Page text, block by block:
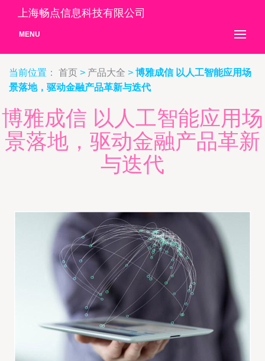
上海畅点信息科技有限公司
MENU
当前位置： 首页 > 产品大全 > 博雅成信 以人工智能应用场
景落地，驱动金融产品革新与迭代
博雅成信 以人工智能应用场
景落地，驱动金融产品革新
与迭代